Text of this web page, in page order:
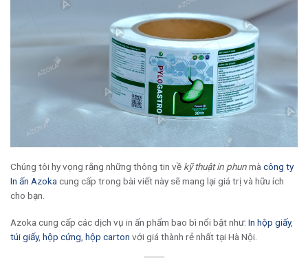
Chúng tôi hy vọng rằng những thông tin về kỹ thuật in phunmà công ty
In ấn Azoka cung cấp trong bài viết này sẽ mang lại giá trị và hữu ích
cho bạn.
Azoka cung cấp các dịch vụ in ấn phẩm bao bì nổi bật như: In hộp giấy,
túi giấy, hộp cứng hộp carton với giá thành rẻ nhất tại Hà Nội.